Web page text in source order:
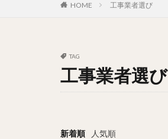
HOME 工事業者選び
TAG
工事業者選び
新着順 人気順